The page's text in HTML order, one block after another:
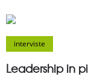
interviste
Leadership in